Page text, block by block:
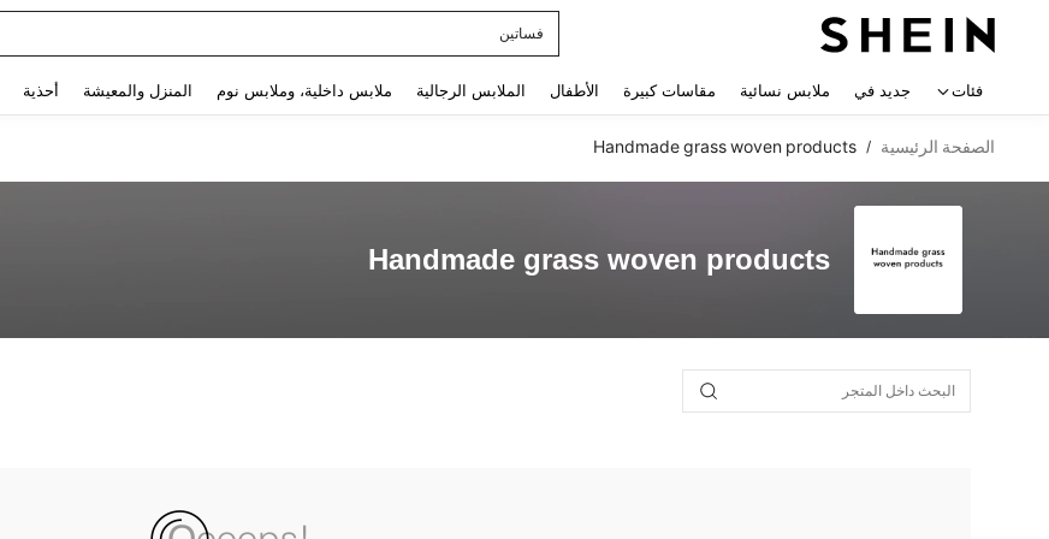
فساتين
فئات جديد في ملابس نسائية مقاسات كبيرة الأطفال الملابس الرجالية ملابس داخلية، وملابس نوم المنزل والمعيشة أحذية
الصفحة الرئيسية /
Handmade grass woven products
Handmade grass woven products